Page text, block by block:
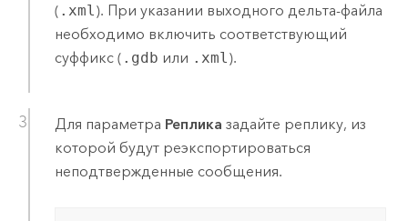
( .xml). При указании выходного дельта-файла
необходимо включить соответствующий
суффикс ( .gdb или .xml).
Для параметра Реплика задайте реплику, из
которой будут реэкспортироваться
неподтвержденные сообщения.